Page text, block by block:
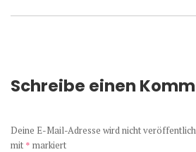
Schreibe einen
Deine E-Mail-Adresse wird nicht
mit * markiert